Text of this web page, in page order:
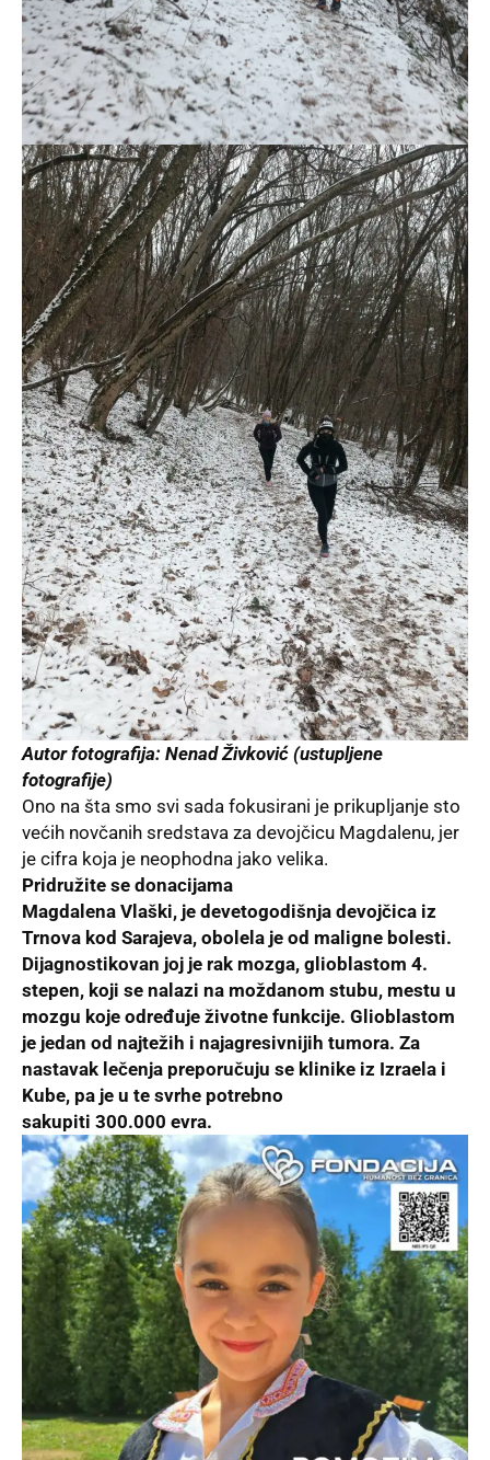
Autor fotografija: Nenad Živković (ustupljene
fotografije)
Ono na šta smo svi sada fokusirani je prikupljanje sto
većih novčanih sredstava za devojčicu Magdalenu, jer
je cifra koja je neophodna jako velika.
Pridružite se donacijama
Magdalena Vlaški, je devetogodišnja devojčica iz
Trnova kod Sarajeva, obolela je od maligne bolesti.
Dijagnostikovan joj je rak mozga, glioblastom 4.
stepen, koji se nalazi na moždanom stubu, mestu u
mozgu koje određuje životne funkcije. Glioblastom
je jedan od najtežih i najagresivnijih tumora. Za
nastavak lečenja preporučuju se klinike iz Izraela i
Kube, pa je u te svrhe potrebno
sakupiti 300.000 evra.